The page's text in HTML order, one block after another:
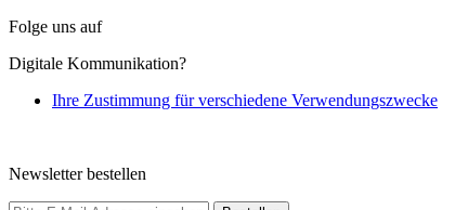
Folge uns auf
Digitale Kommunikation?
Ihre Zustimmung für verschiedene Verwendungszwecke
Newsletter bestellen